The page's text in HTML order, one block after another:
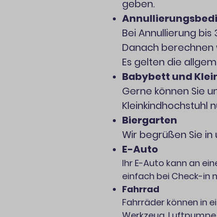
geben.
Bei Annullierung
Danach berechnen
Es gelten die
Babybett und
Gerne können Sie
Kleinkindhochstuhl
Biergarten
Wir begrüßen Sie
E-Auto
Ihr E-Auto kann an
einfach bei Check-in
Fahrrad
Fahrräder können in